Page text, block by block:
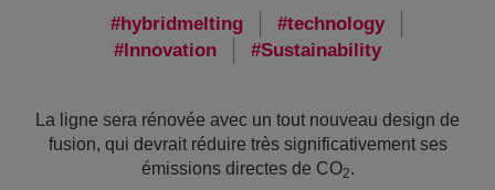
hybridmelting
technology
Innovation
Sustainability
La ligne sera rénovée avec un tout nouveau design de
fusion, qui devrait réduire très significativement ses
émissions directes de CO2.